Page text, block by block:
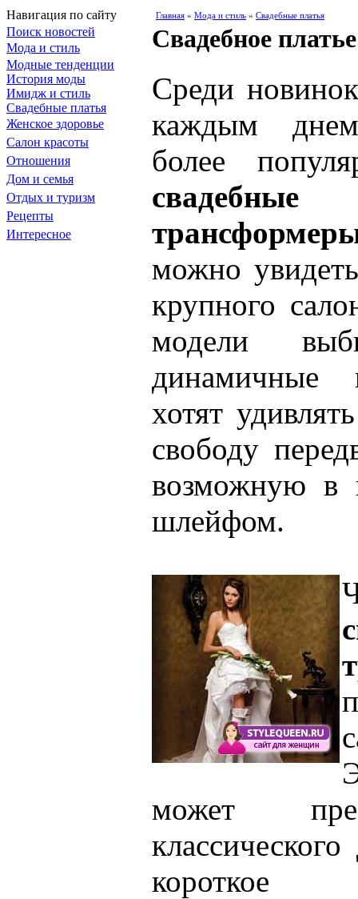
Навигация по сайту
Поиск новостей
Мода и стиль
Модные тенденции
История моды
Имидж и стиль
Свадебные платья
Женское здоровье
Салон красоты
Отношения
Дом и семья
Отдых и туризм
Рецепты
Интересное
Главная » Мода и стиль » Свадебные платья
Свадебное
Среди
каждым
более
можно
крупного
модели
динамичные
хотят
свободу
возможную в
шлейфом.
может
короткое